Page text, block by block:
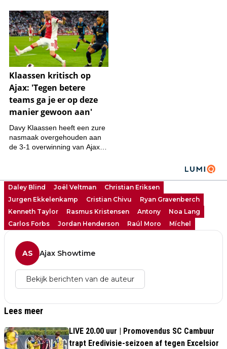
Daley Blind Joël Veltman
Christian Eriksen
Jurgen Ekkelenkamp
Cristian Chivu
Ryan Gravenberch
Kenneth Taylor
Rasmus Kristensen Antony
Noa Lang
Carlos Forbs
Jordan Henderson Raúl Moro Míchel
AS Ajax Showtime
Bekijk berichten van de auteur
Lees meer
LIVE 20.00 uur | Promovendus SC Cambuur
trapt Eredivisie-seizoen af tegen Excelsior